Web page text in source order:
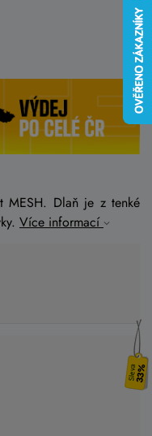
MESH. Dlaň je z tenké
Více informací
33%